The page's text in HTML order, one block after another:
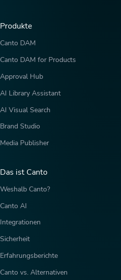
Produkte
Canto DAM
Canto DAM for Products
Approval Hub
AI Library Assistant
AI Visual Search
Brand Studio
Media Publisher
Das ist Canto
Weshalb Canto?
Canto AI
Integrationen
Sicherheit
Erfahrungsberichte
Canto vs. Alternativen